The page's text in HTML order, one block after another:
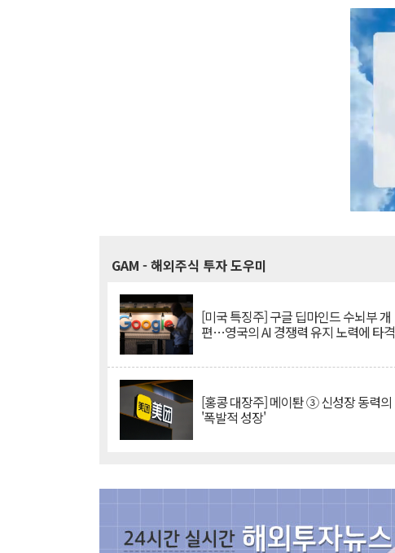
GAM - 해외주식 투자 도우미
[미국 특징주] 구글 딥마인드 수뇌부 개
편…영국의 AI 경쟁력 유지 노력에 타격
[홍콩 대장주] 메이퇀 ③ 신성장 동력의
'폭발적 성장'